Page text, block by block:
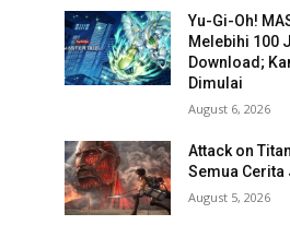
Yu-Gi-Oh!
Melebihi 100
Download;
Dimulai
August 6, 2026
Attack on
Semua Cerita
August 5, 2026